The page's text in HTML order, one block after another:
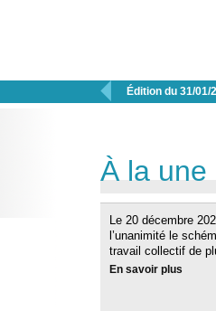
 Édition du 31/01/
À la une
Le 20 décembre
l’unanimité le
travail collectif de
En savoir plus